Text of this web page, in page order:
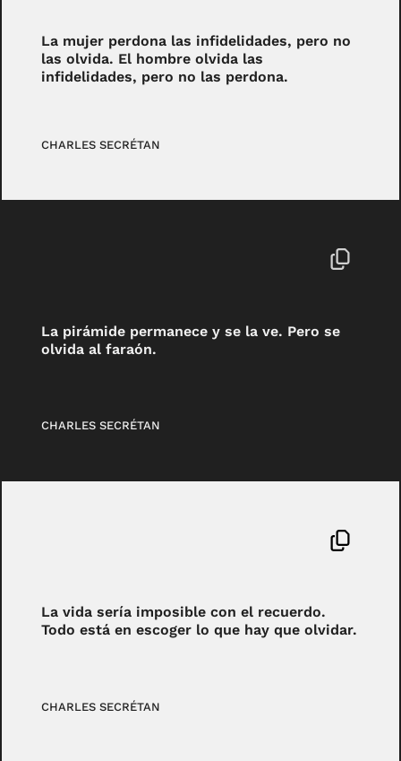
La mujer perdona las infidelidades, pero no
las olvida. El hombre olvida las
infidelidades, pero no las perdona.
CHARLES SECRÉTAN
La pirámide permanece y se la ve. Pero se
olvida al faraón.
CHARLES SECRÉTAN
La vida sería imposible con el recuerdo.
Todo está en escoger lo que hay que olvidar.
CHARLES SECRÉTAN